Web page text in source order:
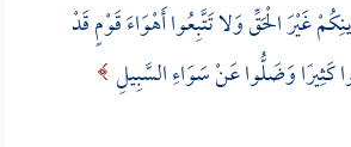
غَيْرَ الْحَقِّ وَلا تَتَّبِعُوا أَهْوَاءَ قَوْمٍ قَدْ
وَضَلُّوا عَنْ سَوَاءِ السَّبِيلِ